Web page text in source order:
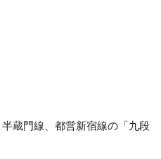
蔵門線、都営新宿線の「九段